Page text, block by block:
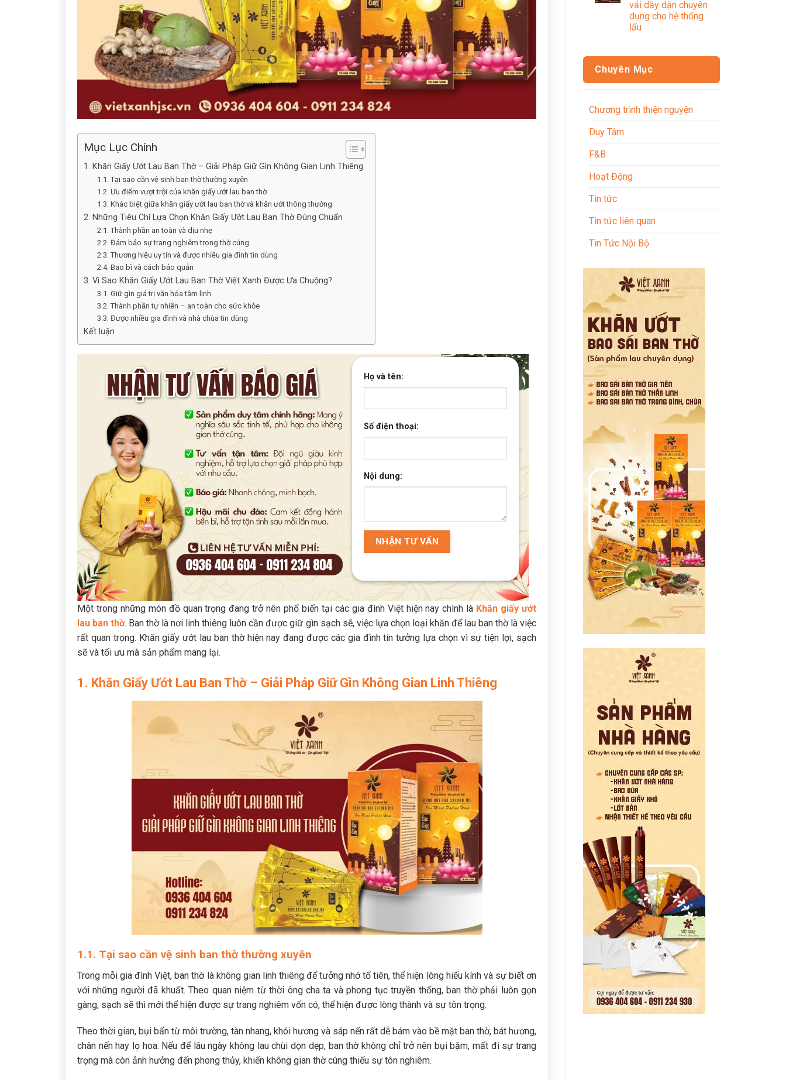
Mục Lục Chính
1. Khăn Giấy Ướt Lau Ban Thờ – Giải Pháp Giữ Gìn Không Gian Linh Thiêng
1.1. Tại sao cần vệ sinh ban thờ thường xuyên
1.2. Ưu điểm vượt trội của khăn giấy ướt lau ban thờ
1.3. Khác biệt giữa khăn giấy ướt lau ban thờ và khăn ướt thông thường
2. Những Tiêu Chí Lựa Chọn Khăn Giấy Ướt Lau Ban Thờ Đúng Chuẩn
2.1. Thành phần an toàn và dịu nhẹ
2.2. Đảm bảo sự trang nghiêm trong thờ cúng
2.3. Thương hiệu uy tín và được nhiều gia đình tin dùng
2.4. Bao bì và cách bảo quản
3. Vì Sao Khăn Giấy Ướt Lau Ban Thờ Việt Xanh Được Ưa Chuộng?
3.1. Giữ gìn giá trị văn hóa tâm linh
3.2. Thành phần tự nhiên – an toàn cho sức khỏe
3.3. Được nhiều gia đình và nhà chùa tin dùng
Kết luận
Họ và tên:
Số điện thoại:
Nội dung:
Một trong những món đồ quan trọng đang trở nên phổ biến tại các gia đình Việt hiện nay chình là Khăn giấy ướt
lau ban thờ. Ban thờ là nơi linh thiêng luôn cần được giữ gìn sạch sẽ, việc lựa chọn loại khăn để lau ban thờ là việc
rất quan trọng. Khăn giấy ướt lau ban thờ hiện nay đang được các gia đình tin tưởng lựa chọn vì sự tiện lợi, sạch
sẽ và tối ưu mà sản phẩm mang lại.
1. Khăn Giấy Ướt Lau Ban Thờ – Giải Pháp Giữ Gìn Không Gian Linh Thiêng
1.1. Tại sao cần vệ sinh ban thờ thường xuyên
Trong mỗi gia đình Việt, ban thờ là không gian linh thiêng để tưởng nhớ tổ tiên, thể hiện lòng hiếu kính và sự biết ơn
với những người đã khuất. Theo quan niệm từ thời ông cha ta và phong tục truyền thống, ban thờ phải luôn gọn
gàng, sạch sẽ thì mới thể hiện được sự trang nghiêm vốn có, thể hiện được lòng thành và sự tôn trọng.
Theo thời gian, bụi bẩn từ môi trường, tàn nhang, khói hương và sáp nến rất dễ bám vào bề mặt ban thờ, bát hương,
chân nến hay lọ hoa. Nếu để lâu ngày không lau chùi dọn dẹp, ban thờ không chỉ trở nên bụi bặm, mất đi sự trang
trọng mà còn ảnh hưởng đến phong thủy, khiến không gian thờ cúng thiếu sự tôn nghiêm.
vải dầy dặn chuyên
dụng cho hệ thống
lẩu
Chuyên Mục
Chương trình thiện nguyện
Duy Tâm
F&B
Hoạt Động
Tin tức
Tin tức liên quan
Tin Tức Nội Bộ